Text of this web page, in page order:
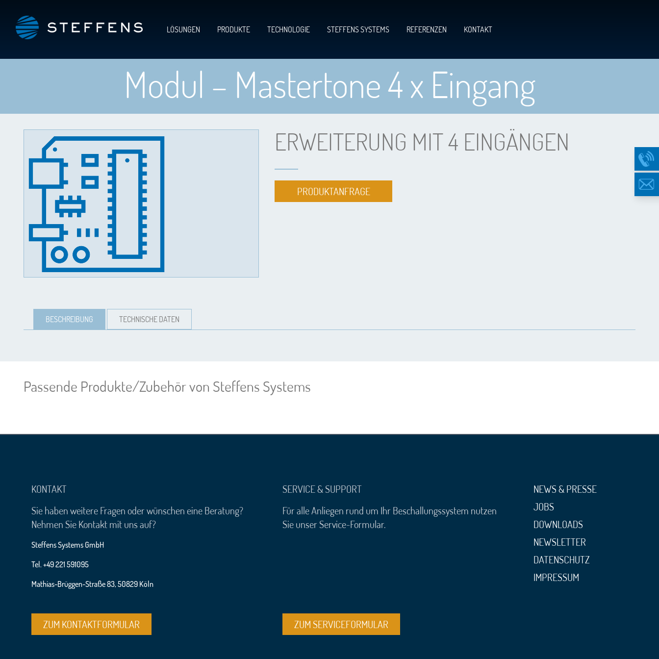
LÖSUNGEN PRODUKTE TECHNOLOGIE STEFFENS SYSTEMS REFERENZEN KONTAKT
Modul – Mastertone 4 x Eingang
ERWEITERUNG MIT 4 EINGÄNGEN
PRODUKTANFRAGE
BESCHREIBUNG TECHNISCHE DATEN
Passende Produkte/Zubehör von Steffens Systems
KONTAKT
Sie haben weitere Fragen oder wünschen eine Beratung?
Nehmen Sie Kontakt mit uns auf?
Steffens Systems GmbH
Tel. +49 221 591095
Mathias-Brüggen-Straße 83, 50829 Köln
ZUM KONTAKTFORMULAR
SERVICE & SUPPORT
Für alle Anliegen rund um Ihr Beschallungssystem nutzen
Sie unser Service-Formular.
ZUM SERVICEFORMULAR
NEWS & PRESSE
JOBS
DOWNLOADS
NEWSLETTER
DATENSCHUTZ
IMPRESSUM